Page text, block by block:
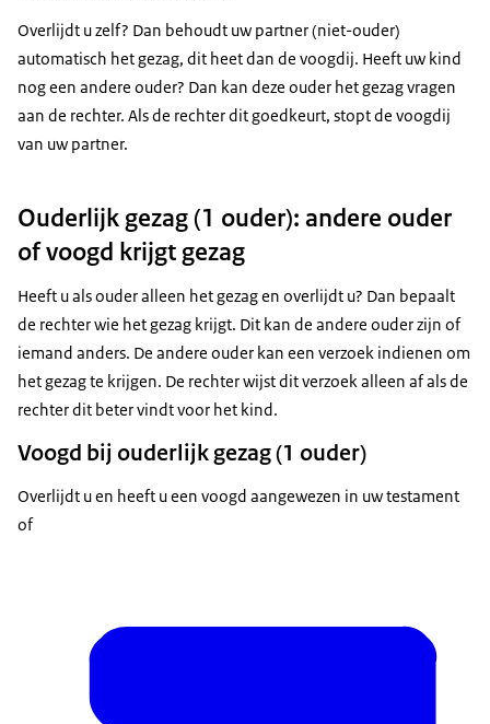
Overlijdt u zelf? Dan behoudt uw partner (niet-ouder)
automatisch het gezag, dit heet dan de voogdij. Heeft uw kind
nog een andere ouder? Dan kan deze ouder het gezag vragen
aan de rechter. Als de rechter dit goedkeurt, stopt de voogdij
van uw partner.
Ouderlijk gezag (1 ouder): andere ouder
of voogd krijgt gezag
Heeft u als ouder alleen het gezag en overlijdt u? Dan bepaalt
de rechter wie het gezag krijgt. Dit kan de andere ouder zijn of
iemand anders. De andere ouder kan een verzoek indienen om
het gezag te krijgen. De rechter wijst dit verzoek alleen af als de
rechter dit beter vindt voor het kind.
Voogd bij ouderlijk gezag (1 ouder)
Overlijdt u en heeft u een voogd aangewezen in uw testament
of